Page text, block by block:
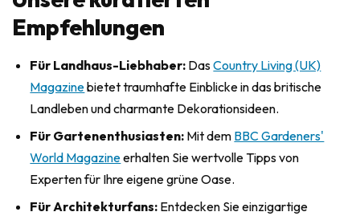
Empfehlungen
Für Landhaus-Liebhaber: DasCountry Living (UK)
Magazinebietet traumhafte Einblicke in das britische
Landleben und charmante Dekorationsideen.
Für Gartenenthusiasten: Mit dem BBC Gardeners'
World Magazineerhalten Sie wertvolle Tipps von
Experten für Ihre eigene grüne Oase.
Für Architekturfans: Entdecken Sie einzigartige